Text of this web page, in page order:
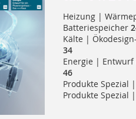
Heizung |
Batteriespeicher
Kälte |
34
Energie | Entwurf
46
Produkte Spezial
Produkte Spezial